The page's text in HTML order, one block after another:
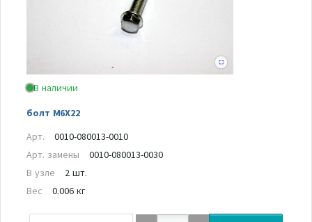
В наличии
болт M6X22
Арт.
0010-080013-0010
Арт. замены
0010-080013-0030
В узле
2 шт.
Вес
0.006 кг